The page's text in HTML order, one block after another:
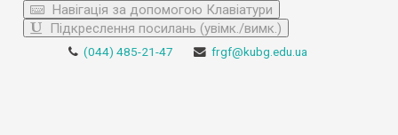
Навігація за допомогою Клавіатури
Підкреслення посилань (увімк./вимк.)
(044) 485-21-47 frgf@kubg.edu.ua